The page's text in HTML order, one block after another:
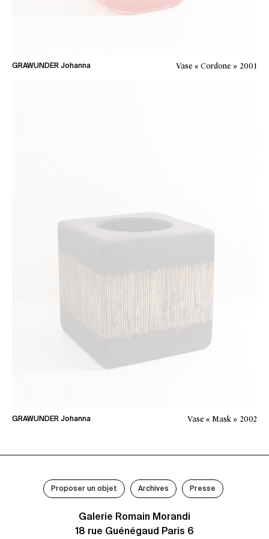
GRAWUNDER Johanna Vase « Cordone » 2001
GRAWUNDER Johanna Vase « Mask » 2002
Proposer un objet Archives Presse
Galerie Romain Morandi
18 rue Guénégaud Paris 6